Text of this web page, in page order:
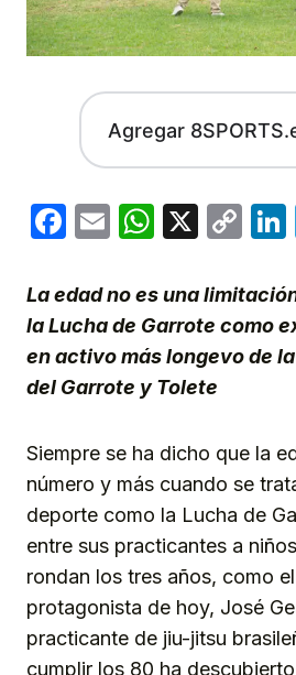
Agregar
Facebook
Email X
La edad no es una
la Lucha de Garrote como
en activo más longevo de
del Garrote y Tolete
Siempre se ha dicho que la
número y más cuando se
deporte como la Lucha de
entre sus practicantes a
rondan los tres años, como
protagonista de hoy, José
practicante de jiu-jitsu
cumplir los 80 ha